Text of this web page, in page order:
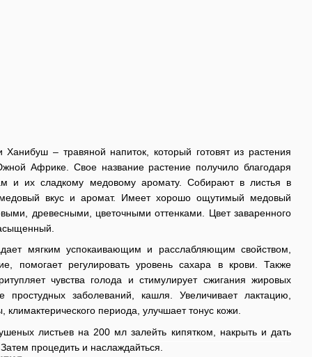
– травяной напиток, который готовят из растения
Африке. Свое название растение получило благодаря
и их сладкому медовому аромату. Собирают в листья в
вкус и аромат. Имеет хорошо ощутимый медовый
древесными, цветочными оттенками. Цвет заваренного
мягким успокаивающим и расслабляющим свойством,
помогает регулировать уровень сахара в крови. Также
чувства голода и стимулирует сжигания жировых
простудных заболеваний, кашля. Увеличивает лактацию,
климактерического периода, улучшает тонус кожи.
листьев на 200 мл залейть кипятком, накрыть и дать
процедить и наслаждайться.